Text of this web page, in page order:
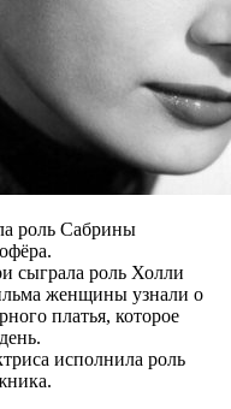
роль Сабрины
сыграла роль Холли
женщины узнали о
платья, которое
исполнила роль